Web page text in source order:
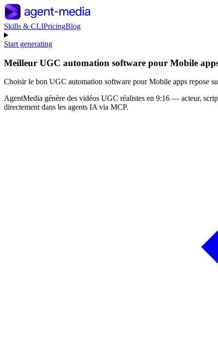
Skills & CLIPricingBlog
Start generating
Meilleur UGC automation software pour Mobile
Choisir le bon UGC automation software pour Mobile apps repose
AgentMedia génère des vidéos UGC réalistes en 9:16 — acteur,
directement dans les agents IA via MCP.